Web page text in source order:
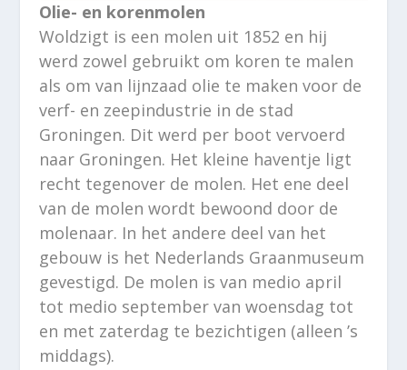
Olie- en korenmolen
Woldzigt is een molen uit 1852 en hij
werd zowel gebruikt om koren te malen
als om van lijnzaad olie te maken voor de
verf- en zeepindustrie in de stad
Groningen. Dit werd per boot vervoerd
naar Groningen. Het kleine haventje ligt
recht tegenover de molen. Het ene deel
van de molen wordt bewoond door de
molenaar. In het andere deel van het
gebouw is het Nederlands Graanmuseum
gevestigd. De molen is van medio april
tot medio september van woensdag tot
en met zaterdag te bezichtigen (alleen ’s
middags).